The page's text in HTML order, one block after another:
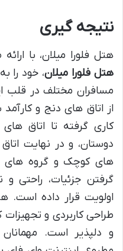
نتیجه گیری
هتل فلورا میلان، با
هتل فلورا میلان، خود را
مسافران مختلف در قلب
از اتاق های دنج و
کاری گرفته تا اتاق
دوستان، و در نهایت
های کوچک و گروه های
گرفتن جزئیات، راحتی و
اولویت قرار داده است.
طراحی کاربردی و تجهیزات
و دلپذیر است.